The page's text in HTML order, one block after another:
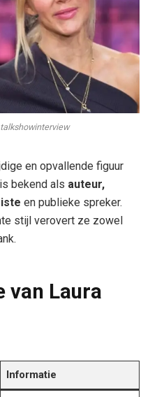
en opvallende figuur
bekend als auteur,
en publieke spreker.
stijl verovert ze zowel
van Laura
Informatie